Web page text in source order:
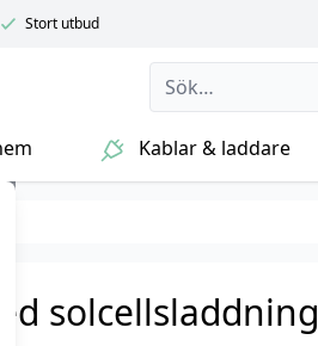
Stort utbud
Kablar & laddare
solcellsladdning